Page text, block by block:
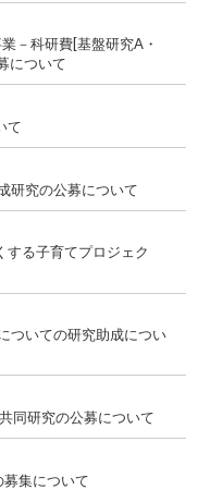
－科研費[基盤研究A・
について
て
研究の公募について
する子育てプロジェク
ついての研究助成につい
同研究の公募について
募集について